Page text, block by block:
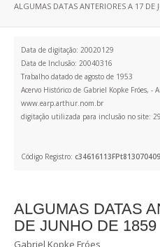
ALGUMAS DATAS ANTERIORES A 17 DE
Data de digitação: 20020129
Data de Inclusão: 20040316
Trabalho datado de agosto de 1953
Acervo Histórico de Gabriel Kopke Fróes, -
www.earp.arthur.nom.br
digitação utilizada para inclusão no site:
Código Registro:
ALGUMAS DATAS
DE JUNHO DE 1859
Gabriel Kopke Fróes